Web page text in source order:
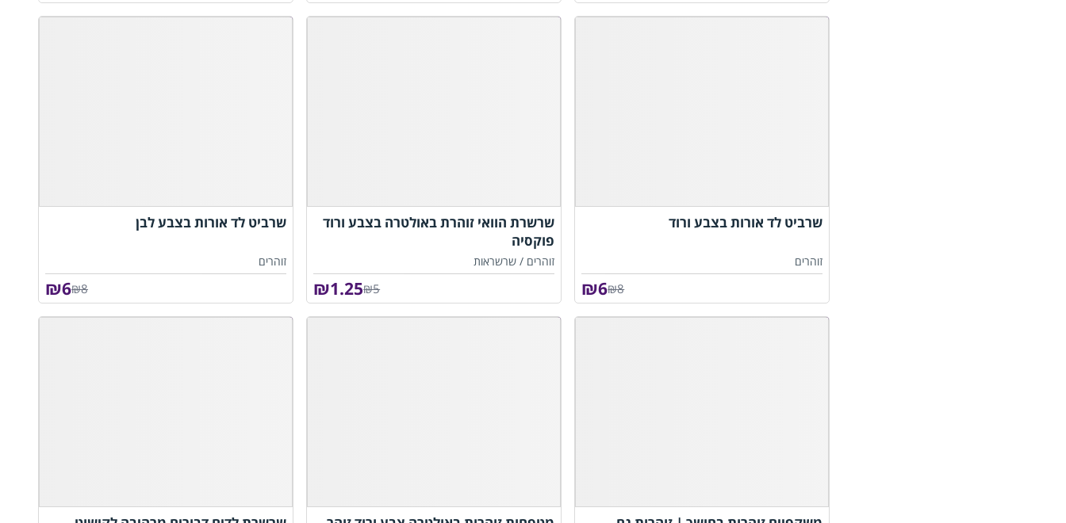
שרביט לד אורות בצבע ורוד
זוהרים
₪8
6
₪
שרשרת הוואי זוהרת באולטרה בצבע ורוד
פוקסיה
זוהרים / שרשראות
₪5
1.25
₪
שרביט לד אורות בצבע לבן
זוהרים
₪8
6
₪